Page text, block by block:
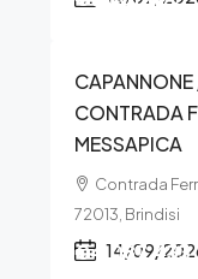
CONTRADA
MESSAPICA
Contrada
72013, Brindisi
14/09/
€4.087.433